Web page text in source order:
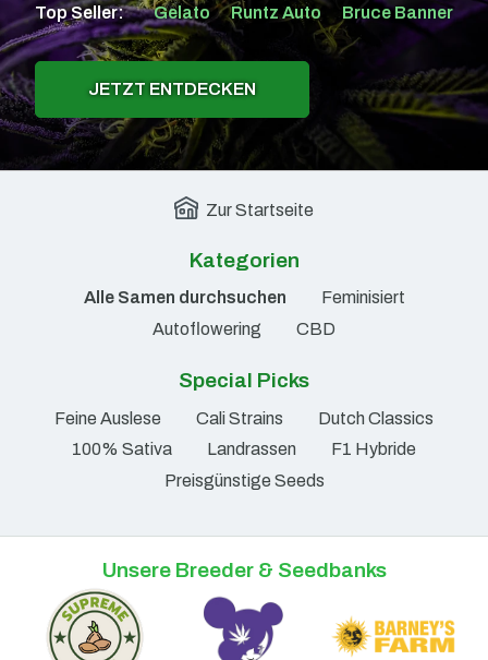
Top Seller: Gelato Runtz Auto Bruce Banner
JETZT ENTDECKEN
Zur Startseite
Kategorien
Alle Samen durchsuchen
Feminisiert
Autoflowering
CBD
Special Picks
Feine Auslese Cali Strains
Dutch Classics
100% Sativa
Landrassen
F1 Hybride
Preisgünstige Seeds
Unsere Breeder & Seedbanks